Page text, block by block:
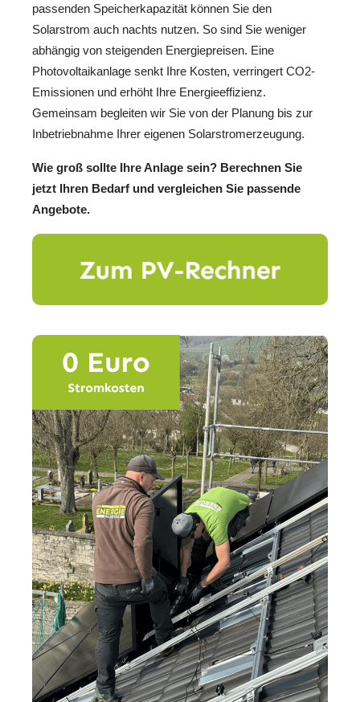
passenden Speicherkapazität können Sie den
Solarstrom auch nachts nutzen. So sind Sie weniger
abhängig von steigenden Energiepreisen. Eine
Photovoltaikanlage senkt Ihre Kosten, verringert CO2-
Emissionen und erhöht Ihre Energieeffizienz.
Gemeinsam begleiten wir Sie von der Planung bis zur
Inbetriebnahme Ihrer eigenen Solarstromerzeugung.
Wie groß sollte Ihre Anlage sein? Berechnen Sie
jetzt Ihren Bedarf und vergleichen Sie passende
Angebote.